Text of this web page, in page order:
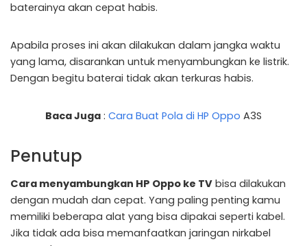
baterainya akan cepat habis.
Apabila proses ini akan dilakukan dalam jangka waktu
yang lama, disarankan untuk menyambungkan ke listrik.
Dengan begitu baterai tidak akan terkuras habis.
Baca Juga : Cara Buat Pola di HP Oppo A3S
Penutup
Cara menyambungkan HP Oppo ke TV bisa dilakukan
dengan mudah dan cepat. Yang paling penting kamu
memiliki beberapa alat yang bisa dipakai seperti kabel.
Jika tidak ada bisa memanfaatkan jaringan nirkabel